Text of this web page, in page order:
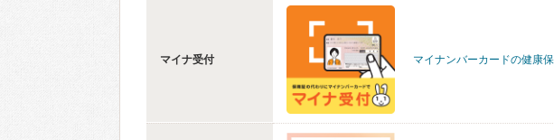
マイナ受付 マイナンバーカードの健康